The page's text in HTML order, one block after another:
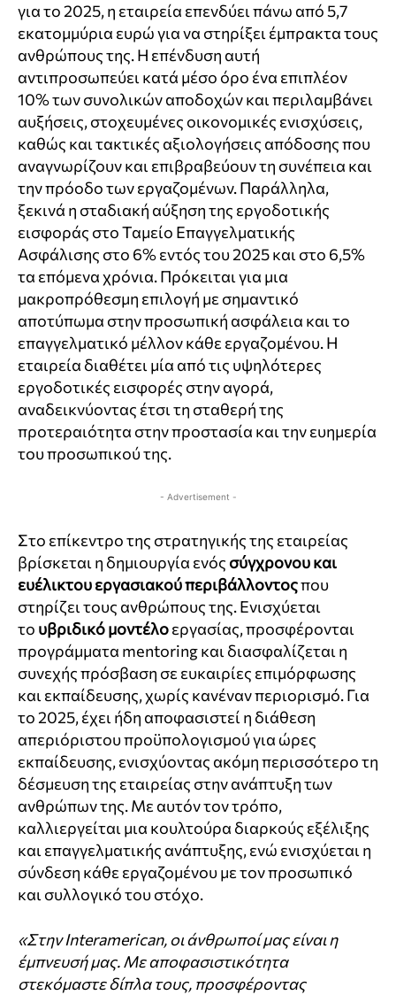
για το 2025, η εταιρεία επενδύει πάνω από 5,7
εκατομμύρια ευρώ για να στηρίξει έμπρακτα τους
ανθρώπους της. Η επένδυση αυτή
αντιπροσωπεύει κατά μέσο όρο ένα επιπλέον
10% των συνολικών αποδοχών και περιλαμβάνει
αυξήσεις, στοχευμένες οικονομικές ενισχύσεις,
καθώς και τακτικές αξιολογήσεις απόδοσης που
αναγνωρίζουν και επιβραβεύουν τη συνέπεια και
την πρόοδο των εργαζομένων. Παράλληλα,
ξεκινά η σταδιακή αύξηση της εργοδοτικής
εισφοράς στο Ταμείο Επαγγελματικής
Ασφάλισης στο 6% εντός του 2025 και στο 6,5%
τα επόμενα χρόνια. Πρόκειται για μια
μακροπρόθεσμη επιλογή με σημαντικό
αποτύπωμα στην προσωπική ασφάλεια και το
επαγγελματικό μέλλον κάθε εργαζομένου. Η
εταιρεία διαθέτει μία από τις υψηλότερες
εργοδοτικές εισφορές στην αγορά,
αναδεικνύοντας έτσι τη σταθερή της
προτεραιότητα στην προστασία και την ευημερία
του προσωπικού της.
- Advertisement -
Στο επίκεντρο της στρατηγικής της εταιρείας
βρίσκεται η δημιουργία ενός σύγχρονου και
ευέλικτου εργασιακού περιβάλλοντοςπου
στηρίζει τους ανθρώπους της. Ενισχύεται
το υβριδικό μοντέλοεργασίας, προσφέρονται
προγράμματα mentoring και διασφαλίζεται η
συνεχής πρόσβαση σε ευκαιρίες επιμόρφωσης
και εκπαίδευσης, χωρίς κανέναν περιορισμό. Για
το 2025, έχει ήδη αποφασιστεί η διάθεση
απεριόριστου προϋπολογισμού για ώρες
εκπαίδευσης, ενισχύοντας ακόμη περισσότερο τη
δέσμευση της εταιρείας στην ανάπτυξη των
ανθρώπων της. Με αυτόν τον τρόπο,
καλλιεργείται μια κουλτούρα διαρκούς εξέλιξης
και επαγγελματικής ανάπτυξης, ενώ ενισχύεται η
σύνδεση κάθε εργαζομένου με τον προσωπικό
και συλλογικό του στόχο.
«Στην Interamerican, οι άνθρωποί μας είναι η
έμπνευσή μας. Με αποφασιστικότητα
στεκόμαστε δίπλα τους, προσφέροντας